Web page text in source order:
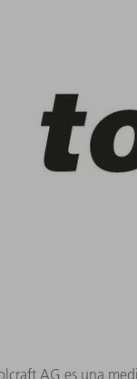
AG es una